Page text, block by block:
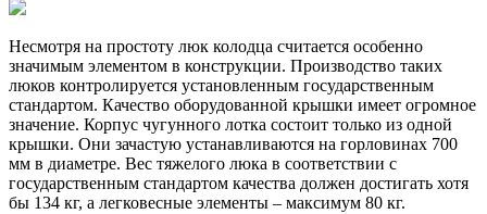
Несмотря на простоту люк колодца считается особенно
значимым элементом в конструкции. Производство таких
люков контролируется установленным государственным
стандартом. Качество оборудованной крышки имеет огромное
значение. Корпус чугунного лотка состоит только из одной
крышки. Они зачастую устанавливаются на горловинах 700
мм в диаметре. Вес тяжелого люка в соответствии с
государственным стандартом качества должен достигать хотя
бы 134 кг, а легковесные элементы – максимум 80 кг.